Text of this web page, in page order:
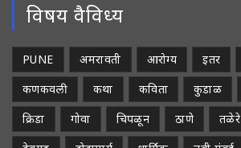
विषय वैविध्य
PUNE अमरावती आरोग्य इतर
कणकवली
कथा कविता कुडाळ
क्रिडा
गोवा चिपळून ठाणे तळेरे